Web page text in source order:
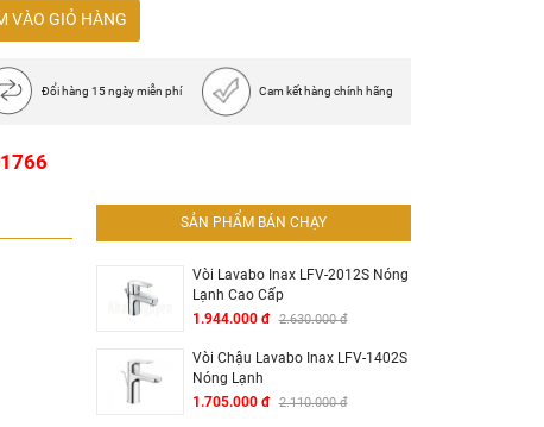
VÀO GIỎ HÀNG
Đổi hàng 15 ngày miễn phí Cam kết hàng chính hãng
SẢN PHẨM BÁN CHẠY
Vòi Lavabo Inax LFV-2012S Nóng
Lạnh Cao Cấp
1.944.000 đ 2.630.000 đ
Vòi Chậu Lavabo Inax LFV-1402S
Nóng Lạnh
1.705.000 đ 2.110.000 đ